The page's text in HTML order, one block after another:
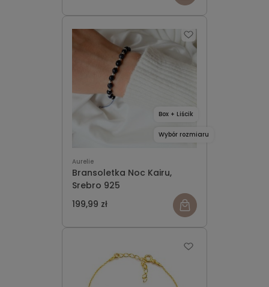
Aurelie
Bransoletka Noc Kairu,
Srebro 925
199,99 zł
Box + Liścik
Wybór rozmiaru